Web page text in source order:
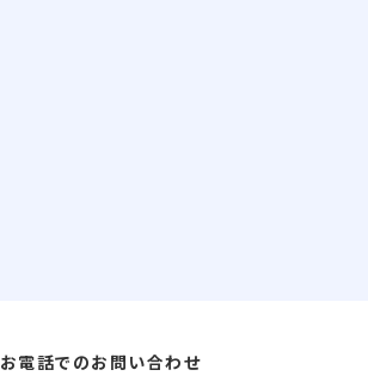
お電話でのお問い合わせ